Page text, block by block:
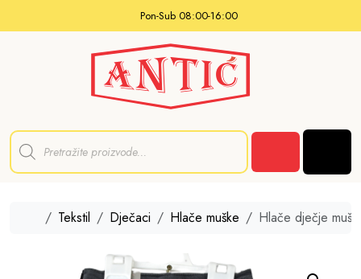
Pon-Sub 08:00-16:00
P
d
HomeTekstil Dječaci Hlače muške Hlače dječje